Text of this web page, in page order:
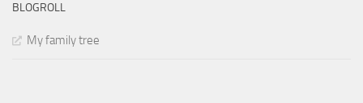
BLOGROLL
My family tree